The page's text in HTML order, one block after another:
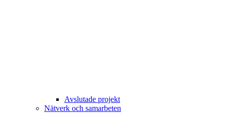
Avslutade projekt
Nätverk och samarbeten